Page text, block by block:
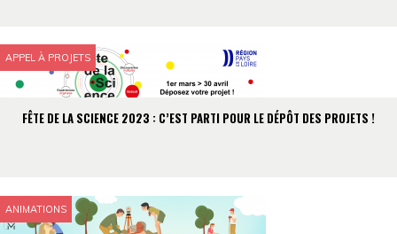
APPEL À PROJETS
FÊTE DE LA SCIENCE 2023 : C’EST PARTI POUR LE DÉPÔT DES PROJETS !
ANIMATIONS